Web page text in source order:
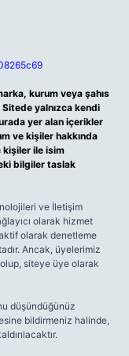
kurum veya şahıs
yalnızca kendi
yer alan içerikler
ve kişiler hakkında
kişiler ile isim
bilgiler taslak
ve İletişim
olarak hizmet
olarak denetleme
Ancak, üyelerimiz
siteye üye olarak
düşündüğünüz
bildirmeniz halinde,